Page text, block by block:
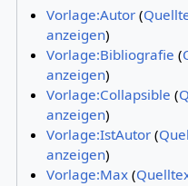
Vorlage:Autor(
anzeigen)
Vorlage:Bibliografie (
anzeigen)
Vorlage:Collapsible (
anzeigen)
Vorlage:IstAutor(
anzeigen)
Vorlage:Max(